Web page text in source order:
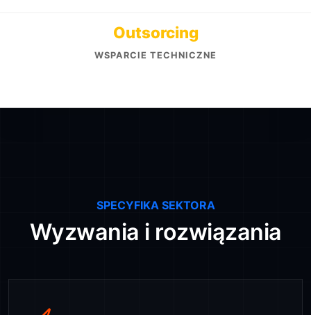
Outsorcing
WSPARCIE TECHNICZNE
SPECYFIKA SEKTORA
Wyzwania i rozwiązania